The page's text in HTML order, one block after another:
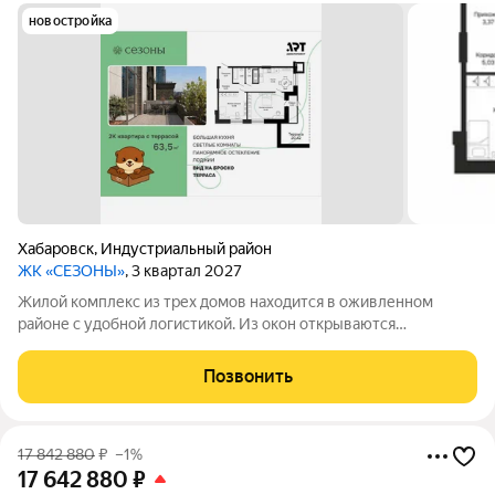
новостройка
Хабаровск, Индустриальный район
ЖК «СЕЗОНЫ», 3 квартал 2027
Жилой комплекс из трех домов находится в оживленном
районе с удобной логистикой. Из окон открываются
районе уже есть все, что обеспечивает комфорт и помогает
жить с удовольствием. При этом, нам
Позвонить
17 842 880₽ –1%
17 642 880 ₽